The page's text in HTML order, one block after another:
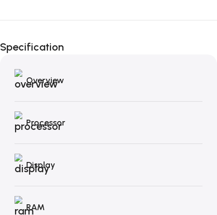
Fino al 12 Ottobre...
Autunno!
Specification
Overview
Processor
Display
RAM